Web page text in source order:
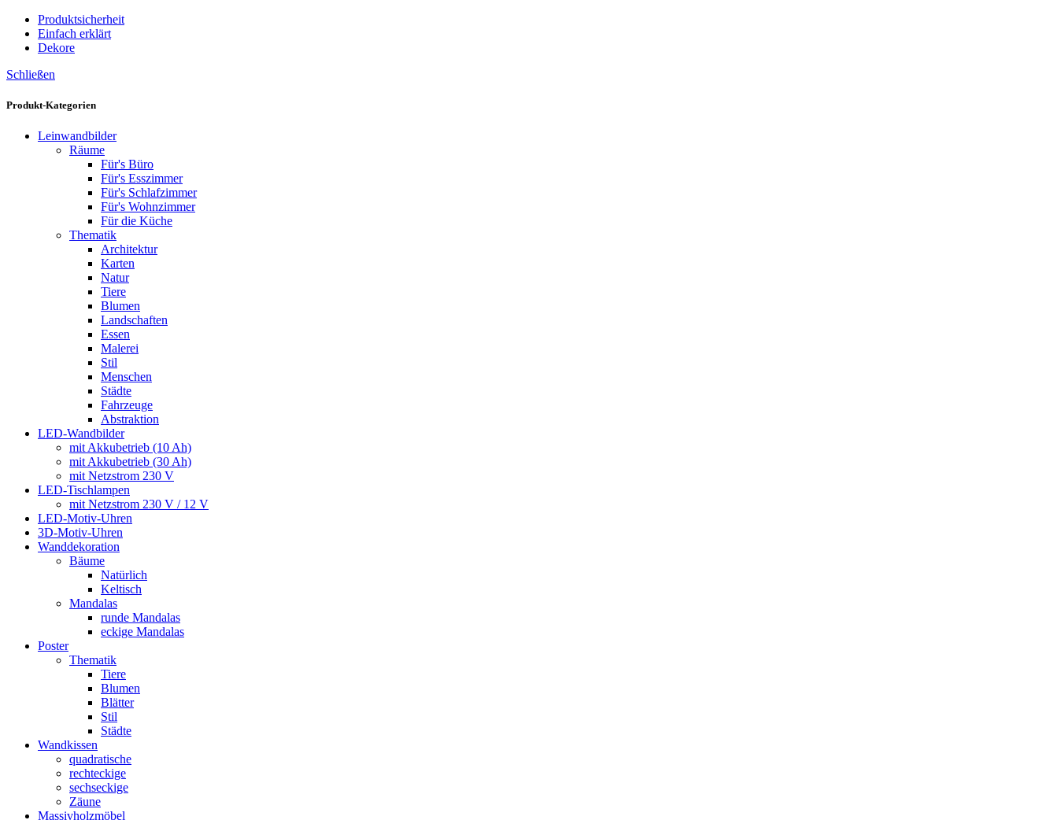
Produktsicherheit
Einfach erklärt
Dekore
Schließen
Produkt-Kategorien
Leinwandbilder
Räume
Für's Büro
Für's Esszimmer
Für's Schlafzimmer
Für's Wohnzimmer
Für die Küche
Thematik
Architektur
Karten
Natur
Tiere
Blumen
Landschaften
Essen
Malerei
Stil
Menschen
Städte
Fahrzeuge
Abstraktion
LED-Wandbilder
mit Akkubetrieb (10 Ah)
mit Akkubetrieb (30 Ah)
mit Netzstrom 230 V
LED-Tischlampen
mit Netzstrom 230 V / 12 V
LED-Motiv-Uhren
3D-Motiv-Uhren
Wanddekoration
Bäume
Natürlich
Keltisch
Mandalas
runde Mandalas
eckige Mandalas
Poster
Thematik
Tiere
Blumen
Blätter
Stil
Städte
Wandkissen
quadratische
rechteckige
sechseckige
Zäune
Massivholzmöbel